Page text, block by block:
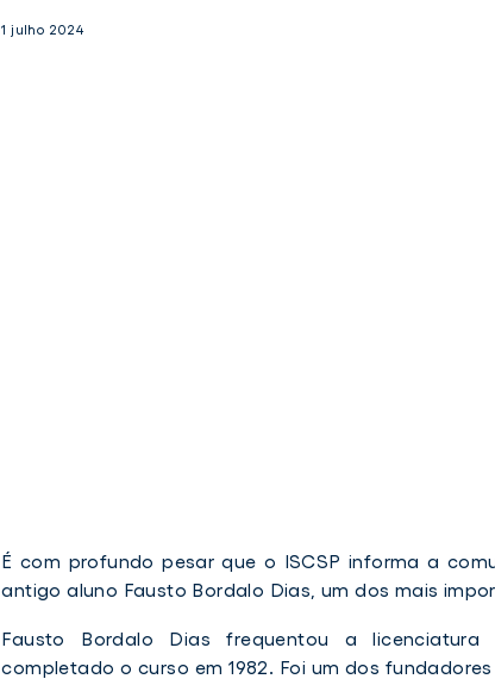
1 julho 2024
É com profundo pesar que o ISCSP informa a
antigo aluno Fausto Bordalo Dias, um dos mais
Fausto Bordalo Dias frequentou a
completado o curso em 1982. Foi um dos